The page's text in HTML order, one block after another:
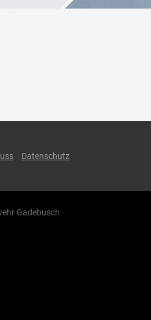
Datenschutz
Gadebusch